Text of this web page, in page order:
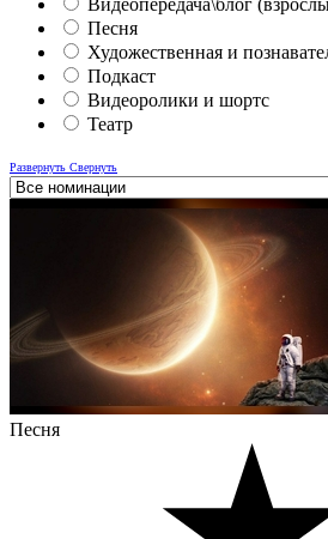
Песня
Художественная и
Подкаст
Видеоролики и шортс
Театр
Развернуть Свернуть
Песня